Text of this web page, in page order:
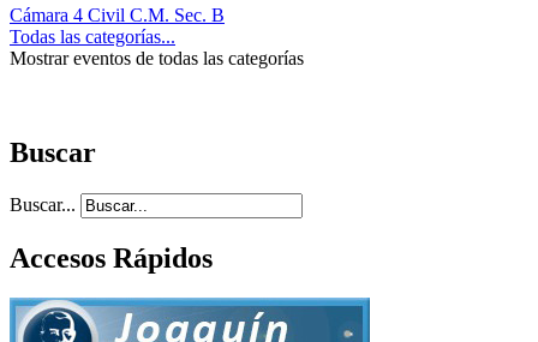
Cámara 4 Civil C.M. Sec. B
Todas las categorías...
Mostrar eventos de todas las categorías
Buscar
Buscar...
Accesos Rápidos